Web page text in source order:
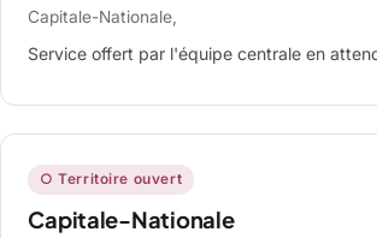
Capitale-Nationale,
Service offert par l'équipe centrale en
○ Territoire ouvert
Capitale-Nationale